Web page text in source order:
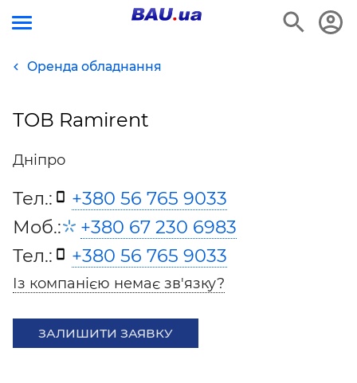
Оренда обладнання
ТОВ Ramirent
Дніпро
Тел.:
+380 56 765 9033
Моб.:
+380 67 230 6983
Тел.:
+380 56 765 9033
Із компанією немає зв'язку?
ЗАЛИШИТИ ЗАЯВКУ